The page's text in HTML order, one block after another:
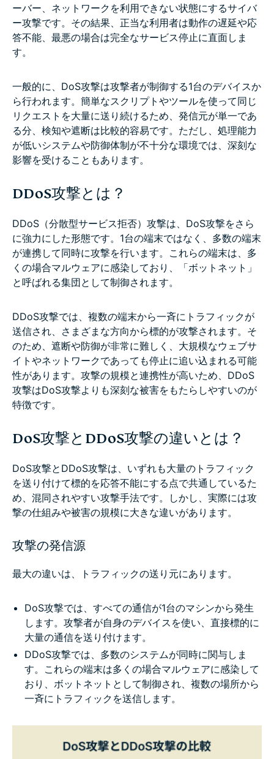
ーバー、ネットワークを利用できない状態にするサイバ
ー攻撃です。その結果、正当な利用者は動作の遅延や応
答不能、最悪の場合は完全なサービス停止に直面しま
す。
一般的に、DoS攻撃は攻撃者が制御する1台のデバイスか
ら行われます。簡単なスクリプトやツールを使って同じ
リクエストを大量に送り続けるため、発信元が単一であ
る分、検知や遮断は比較的容易です。ただし、処理能力
が低いシステムや防御体制が不十分な環境では、深刻な
影響を受けることもあります。
DDoS攻撃とは？
DDoS（分散型サービス拒否）攻撃は、DoS攻撃をさら
に強力にした形態です。1台の端末ではなく、多数の端末
が連携して同時に攻撃を行います。これらの端末は、多
くの場合マルウェアに感染しており、「ボットネット」
と呼ばれる集団として制御されます。
DDoS攻撃では、複数の端末から一斉にトラフィックが
送信され、さまざまな方向から標的が攻撃されます。そ
のため、遮断や防御が非常に難しく、大規模なウェブサ
イトやネットワークであっても停止に追い込まれる可能
性があります。攻撃の規模と連携性が高いため、DDoS
攻撃はDoS攻撃よりも深刻な被害をもたらしやすいのが
特徴です。
DoS攻撃とDDoS攻撃の違いとは？
DoS攻撃とDDoS攻撃は、いずれも大量のトラフィック
を送り付けて標的を応答不能にする点で共通しているた
め、混同されやすい攻撃手法です。しかし、実際には攻
撃の仕組みや被害の規模に大きな違いがあります。
攻撃の発信源
最大の違いは、トラフィックの送り元にあります。
DoS攻撃では、すべての通信が1台のマシンから発生
します。攻撃者が自身のデバイスを使い、直接標的に
大量の通信を送り付けます。
DDoS攻撃では、多数のシステムが同時に関与しま
す。これらの端末は多くの場合マルウェアに感染して
おり、ボットネットとして制御され、複数の場所から
一斉にトラフィックを送信します。